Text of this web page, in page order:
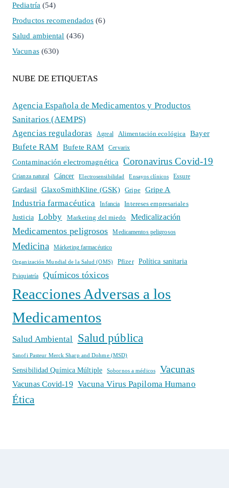
Pediatría (54)
Productos recomendados (6)
Salud ambiental (436)
Vacunas(630)
NUBE DE ETIQUETAS
Agencia Española de Medicamentos y Productos
Sanitarios (AEMPS)
Agencias reguladoras
Agreal Alimentación ecológica Bayer
Bufete RAM Bufete RAM Cervarix
Contaminación electromagnética Coronavirus Covid-19
Crianza natural Cáncer Electrosensibilidad Ensayos clínicos Essure
Gardasil GlaxoSmithKline (GSK) Gripe Gripe A
Industria farmacéutica Infancia
Intereses empresariales
Justicia
Lobby Marketing del miedo Medicalización
Medicamentos peligrosos Medicamentos peligrosos
Medicina Márketing farmacéutico
Organización Mundial de la Salud (OMS) Pfizer Política sanitaria
Psiquiatría Químicos tóxicos
Reacciones Adversas a los
Medicamentos
Salud Ambiental Salud pública
Sanofi Pasteur Merck Sharp and Dohme (MSD)
Sensibilidad Química Múltiple Sobornos a médicos Vacunas
Vacunas Covid-19 Vacuna Virus Papiloma Humano
Ética